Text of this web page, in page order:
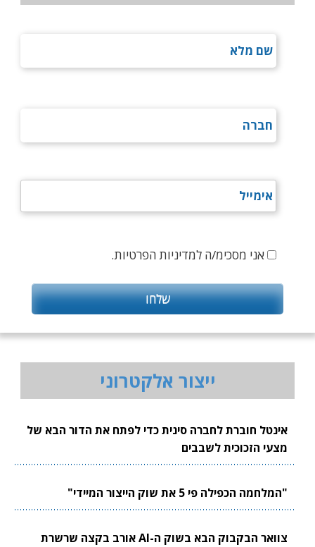
אני מסכימ/ה למדיניות הפרטיות.
ייצור אלקטרוני
אינטל חוברת לחברה סינית כדי לפתח את הדור הבא של
מצעי הזכוכית לשבבים
"המלחמה הכפילה פי 5 את שוק הייצור המיידי"
צוואר הבקבוק הבא בשוק ה-AI אורב בקצה שרשרת